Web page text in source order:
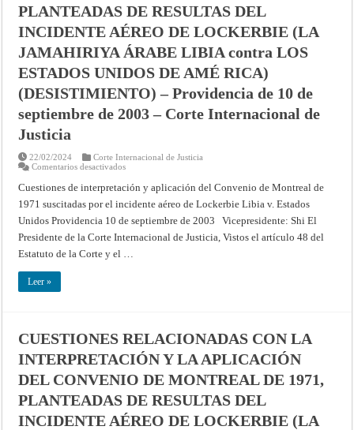
de
junio
2006
–
Corte
Internacional
de
Justicia
PLANTEADAS DE RESULTAS DEL
INCIDENTE AÉREO DE LOCKERBIE (LA
JAMAHIRIYA ÁRABE LIBIA contra LOS
ESTADOS UNIDOS DE AMÉ RICA)
(DESISTIMIENTO) – Providencia de 10 de
septiembre de 2003 – Corte Internacional de
Justicia
22/02/2024
Corte Internacional de Justicia
Comentarios desactivadosen
RELACIONADAS
CON
LA
Y
APLICACIÓN
CONVENIO
DEL
INCIDENTE
AÉREO
DE
LOCKERBIE
(LA
ÁRABE
LIBIA
contra
Cuestiones de interpretación y aplicación del Convenio de Montreal de
1971 suscitadas por el incidente aéreo de Lockerbie Libia v. Estados
Unidos Providencia 10 de septiembre de 2003 Vicepresidente: Shi El
Presidente de la Corte Internacional de Justicia, Vistos el artículo 48 del
Estatuto de la Corte y el …
Leer »
CUESTIONES RELACIONADAS CON LA
INTERPRETACIÓN Y LA APLICACIÓN
DEL CONVENIO DE MONTREAL DE 1971,
PLANTEADAS DE RESULTAS DEL
INCIDENTE AÉREO DE LOCKERBIE (LA